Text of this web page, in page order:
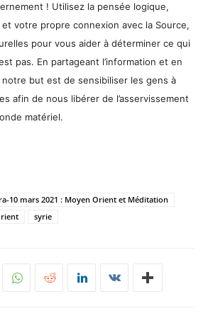
! Utilisez la pensée logique,
votre propre connexion avec la Source,
pour vous aider à déterminer ce qui
pas. En partageant l’information et en
but est de sensibiliser les gens à
afin de nous libérer de l’asservissement
matériel.
10 mars 2021 : Moyen Orient et Méditation
syrie